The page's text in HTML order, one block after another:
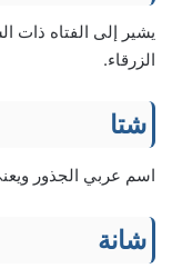
يشير إلى الفتاه ذات
الزرقاء.
شتا
اسم عربي الجذور
شانة